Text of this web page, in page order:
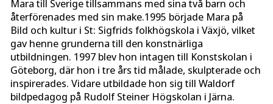
Mara till Sverige tillsammans med sina två barn och
återförenades med sin make.1995 började Mara på
Bild och kultur i St: Sigfrids folkhögskola i Växjö, vilket
gav henne grunderna till den konstnärliga
utbildningen. 1997 blev hon intagen till Konstskolan i
Göteborg, där hon i tre års tid målade, skulpterade och
inspirerades. Vidare utbildade hon sig till Waldorf
bildpedagog på Rudolf Steiner Högskolan i Järna.